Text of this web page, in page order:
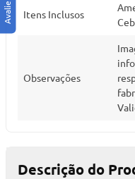
Itens Inclusos
Observações
Descrição do